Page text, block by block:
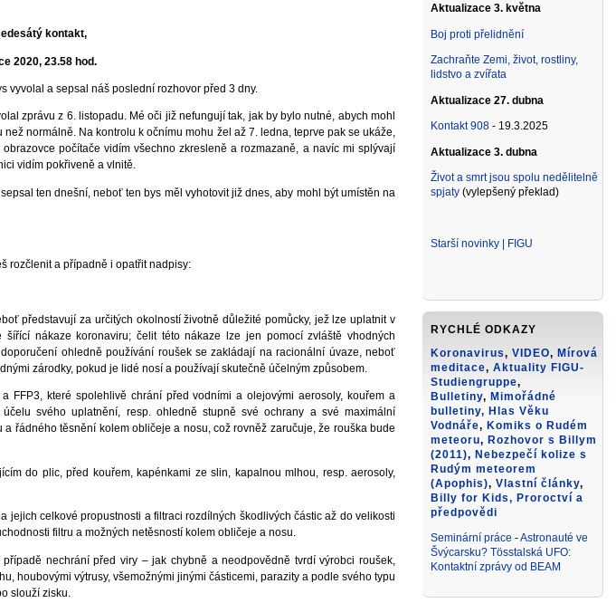
kontakt,
2020, 23.58 hod.
vyvolal a sepsal náš poslední rozhovor před 3 dny.
zprávu z 6. listopadu. Mé oči již nefungují tak, jak by bylo nutné, abych mohl
normálně. Na kontrolu k očnímu mohu žel až 7. ledna, teprve pak se ukáže,
počítače vidím všechno zkresleně a rozmazaně, a navíc mi splývají
vidím pokřiveně a vlnitě.
ten dnešní, neboť ten bys měl vyhotovit již dnes, aby mohl být umístěn na
rozčlenit a případně i opatřit nadpisy:
představují za určitých okolností životně důležité pomůcky, jež lze uplatnit v
nákaze koronaviru; čelit této nákaze lze jen pomocí zvláště vhodných
ohledně používání roušek se zakládají na racionální úvaze, neboť
zárodky, pokud je lidé nosí a používají skutečně účelným způsobem.
FFP3, které spolehlivě chrání před vodními a olejovými aerosoly, kouřem a
svého uplatnění, resp. ohledně stupně své ochrany a své maximální
řádného těsnění kolem obličeje a nosu, což rovněž zaručuje, že rouška bude
do plic, před kouřem, kapénkami ze slin, kapalnou mlhou, resp. aerosoly,
jejich celkové propustnosti a filtraci rozdílných škodlivých částic až do velikosti
filtru a možných netěsností kolem obličeje a nosu.
nechrání před viry – jak chybně a neodpovědně tvrdí výrobci roušek,
houbovými výtrusy, všemožnými jinými částicemi, parazity a podle svého typu
slouží zisku.
Aktualizace 3. května
Boj proti přelidnění
Zachraňte Zemi, život, rostliny,
lidstvo a zvířata
Aktualizace 27. dubna
Kontakt 908- 19.3.2025
Aktualizace 3. dubna
Život a smrt jsou spolu nedělitelně
spjaty(vylepšený překlad)
Starší novinky | FIGU
RYCHLÉ ODKAZY
Koronavirus, VIDEO, Mírová
meditace, Aktuality FIGU-
Studiengruppe,
Bulletiny, Mimořádné
bulletiny, Hlas Věku
Vodnáře, Komiks o Rudém
meteoru, Rozhovor s Billym
(2011), Nebezpečí kolize s
Rudým meteorem
(Apophis), Vlastní články,
Billy for Kids, Proroctví a
předpovědi
Seminární práce -Astronauté ve
Švýcarsku? Tösstalská UFO:
Kontaktní zprávy od BEAM